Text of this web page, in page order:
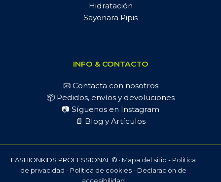
Hidratación
Sayonara Pipis
INFO & CONTACTO
📧 Contacta con nosotros
📦 Pedidos, envíos y devoluciones
📷 Síguenos en Instagram
📄 Blog y Artículos
FASHIONKIDS PROFESSIONAL © · Mapa del sitio - Politica
de privacidad - Política de cookies- Declaración de
accesibilidad